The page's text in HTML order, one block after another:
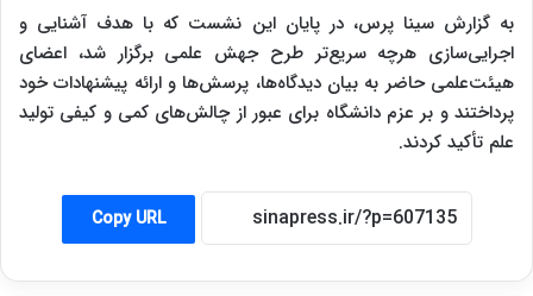
به گزارش سینا پرس، در پایان این نشست که با هدف آشنایی و
اجرایی‌سازی هرچه سریع‌تر طرح جهش علمی برگزار شد، اعضای
هیئت‌علمی حاضر به بیان دیدگاه‌ها، پرسش‌ها و ارائه پیشنهادات خود
پرداختند و بر عزم دانشگاه برای عبور از چالش‌های کمی و کیفی تولید
علم تأکید کردند.
Copy URL